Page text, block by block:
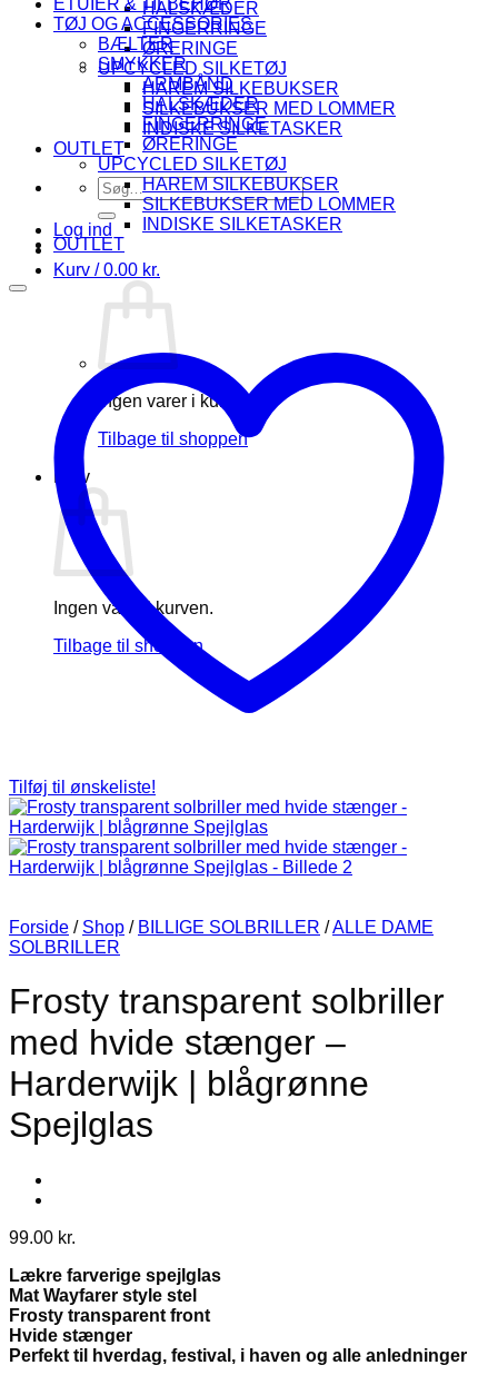
HALSKÆDER
FINGERRINGE
ØRERINGE
UPCYCLED SILKETØJ
HAREM SILKEBUKSER
SILKEBUKSER MED LOMMER
INDISKE SILKETASKER
OUTLET
Søg
efter:
Log ind
Kurv /0.00 kr.
Ingen varer i kurven.
Tilbage til shoppen
Kurv
Ingen varer i kurven.
Tilbage til shoppen
TØJ OG ACCESSORIES
BÆLTER
SMYKKER
ARMBÅND
HALSKÆDER
FINGERRINGE
ØRERINGE
UPCYCLED SILKETØJ
HAREM SILKEBUKSER
SILKEBUKSER MED LOMMER
INDISKE SILKETASKER
OUTLET
Tilføj til ønskeliste!
Forside / Shop / BILLIGE SOLBRILLER /ALLE DAME
SOLBRILLER
Frosty transparent solbriller
med hvide stænger –
Harderwijk | blågrønne
Spejlglas
99.00 kr.
Lækre farverige spejlglas
Mat Wayfarer style stel
Frosty transparent front
Hvide stænger
Perfekt til hverdag, festival, i haven og alle anledninger